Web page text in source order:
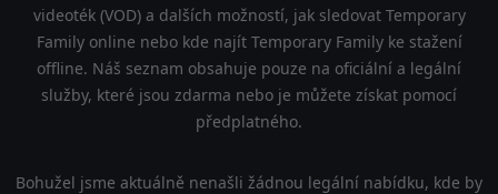
videoték (VOD) a dalších možností, jak sledovat Temporary
Family online nebo kde najít Temporary Family ke stažení
offline. Náš seznam obsahuje pouze na oficiální a legální
služby, které jsou zdarma nebo je můžete získat pomocí
předplatného.
Bohužel jsme aktuálně nenašli žádnou legální nabídku, kde by